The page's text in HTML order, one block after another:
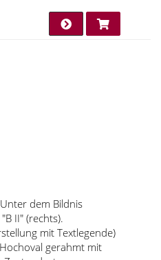
dem Bildnis
II" (rechts).
mit Textlegende)
gerahmt mit